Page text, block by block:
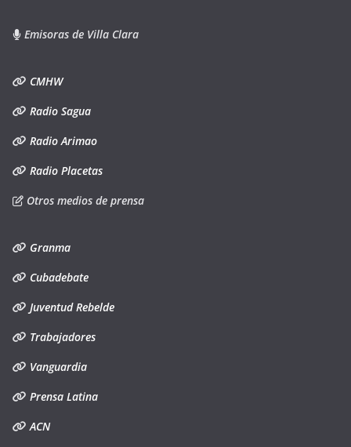
Emisoras de Villa Clara
CMHW
Radio Sagua
Radio Arimao
Radio Placetas
Otros medios de prensa
Granma
Cubadebate
Juventud Rebelde
Trabajadores
Vanguardia
Prensa Latina
ACN